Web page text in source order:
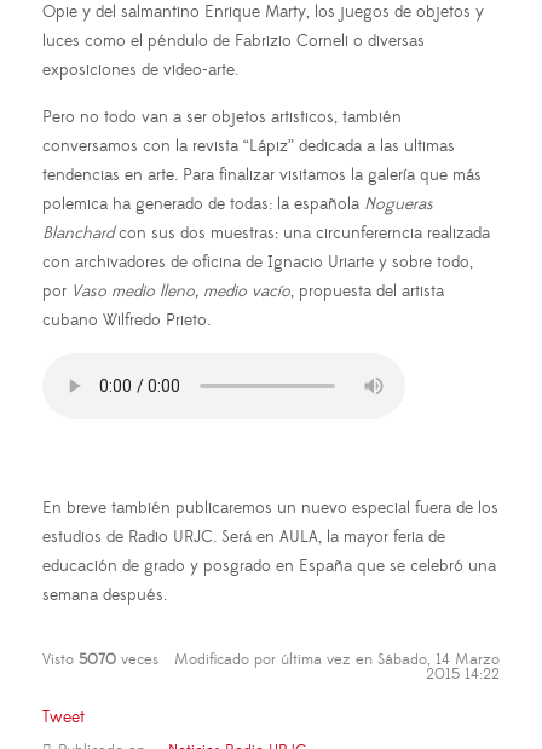
Opie y del salmantino Enrique Marty, los juegos de objetos y
luces como el péndulo de Fabrizio Corneli o diversas
exposiciones de video-arte.
Pero no todo van a ser objetos artisticos, también
conversamos con la revista “Lápiz” dedicada a las ultimas
tendencias en arte. Para finalizar visitamos la galería que más
polemica ha generado de todas: la española Nogueras
Blanchardcon sus dos muestras: una circunfererncia realizada
con archivadores de oficina de Ignacio Uriarte y sobre todo,
por Vaso medio lleno, medio vacío, propuesta del artista
cubano Wilfredo Prieto.
En breve también publicaremos un nuevo especial fuera de los
estudios de Radio URJC. Será en AULA, la mayor feria de
educación de grado y posgrado en España que se celebró una
semana después.
Visto 5070 veces Modificado por última vez en Sábado, 14 Marzo
2015 14:22
Tweet